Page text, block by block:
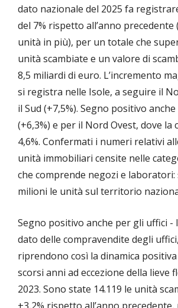
dato nazionale del 2025 fa
del 7% rispetto all’anno precedente
unità in più), per un totale che
unità scambiate e un valore di
8,5 miliardi di euro. L’incremento
si registra nelle Isole, a seguire il
il Sud (+7,5%). Segno positivo
(+6,3%) e per il Nord Ovest, dove la
4,6%. Confermati i numeri relativi
unità immobiliari censite nelle
che comprende negozi e laboratori:
milioni le unità sul territorio
Segno positivo anche per gli uffici -
dato delle compravendite degli
riprendono così la dinamica
scorsi anni ad eccezione della lieve
2023. Sono state 14.119 le unità